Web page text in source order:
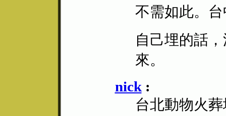
不需如此。
自己埋的話
來。
nick:
台北動物火